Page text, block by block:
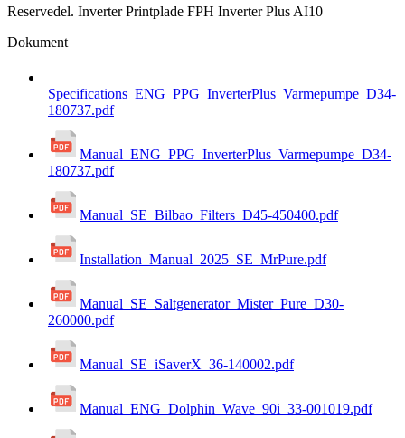
mängd
Reservedel. Inverter Printplade FPH Inverter Plus AI10
Dokument
Specifications_ENG_PPG_InverterPlus_Varmepumpe_D34-
180737.pdf
Manual_ENG_PPG_InverterPlus_Varmepumpe_D34-
180737.pdf
Manual_SE_Bilbao_Filters_D45-450400.pdf
Installation_Manual_2025_SE_MrPure.pdf
Manual_SE_Saltgenerator_Mister_Pure_D30-
260000.pdf
Manual_SE_iSaverX_36-140002.pdf
Manual_ENG_Dolphin_Wave_90i_33-001019.pdf